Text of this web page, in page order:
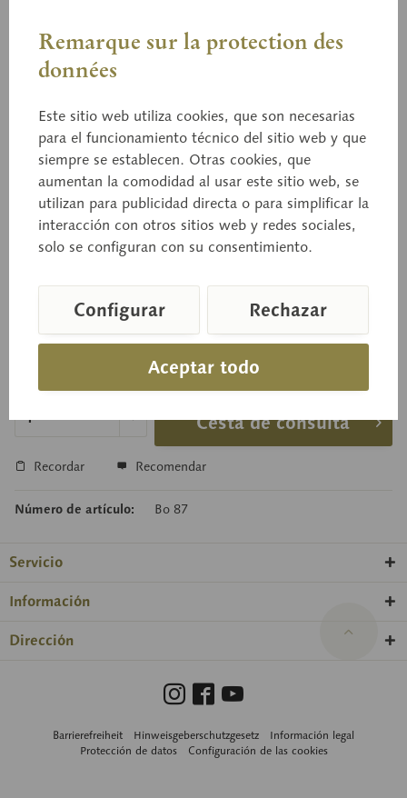
Bo 87
Champiñón escamoso
Agaricus macrosporus (MOLL. et SCHFF.) PILÁT,
Precio a consultar
Tiempo de entrega a petición
Cesta de consulta
Recordar Recomendar
Número de artículo: Bo 87
Servicio
Información
Dirección
Barrierefreiheit Hinweisgeberschutzgesetz
Información legal
Protección de datos
Configuración de las cookies
Remarque sur la protection des
données
Este sitio web utiliza cookies, que son necesarias
para el funcionamiento técnico del sitio web y que
siempre se establecen. Otras cookies, que
aumentan la comodidad al usar este sitio web, se
utilizan para publicidad directa o para simplificar la
interacción con otros sitios web y redes sociales,
solo se configuran con su consentimiento.
Aceptar todo
Configurar Rechazar